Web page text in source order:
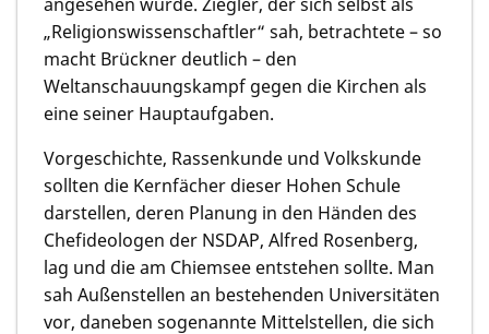
„Religionswissenschaftler“ sah, betrachtete – so
macht Brückner deutlich – den
Weltanschauungskampf gegen die Kirchen als
eine seiner Hauptaufgaben.
Vorgeschichte, Rassenkunde und Volkskunde
sollten die Kernfächer dieser Hohen Schule
darstellen, deren Planung in den Händen des
Chefideologen der NSDAP, Alfred Rosenberg,
lag und die am Chiemsee entstehen sollte. Man
sah Außenstellen an bestehenden Universitäten
vor, daneben sogenannte Mittelstellen, die sich